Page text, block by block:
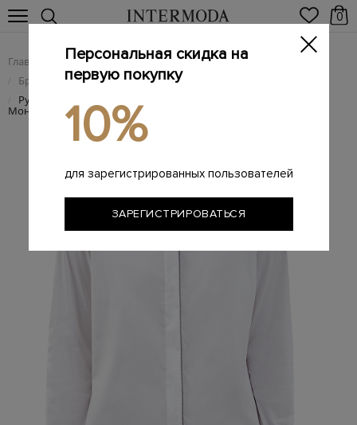
0
Главная Женщинам / Женская одежда
/ Брендовые женские рубашки
/ Рубашка из гладкого поплина с мерцающим декором
Мониль
Персональная скидка на
первую покупку
10%
для зарегистрированных пользователей
ЗАРЕГИСТРИРОВАТЬСЯ